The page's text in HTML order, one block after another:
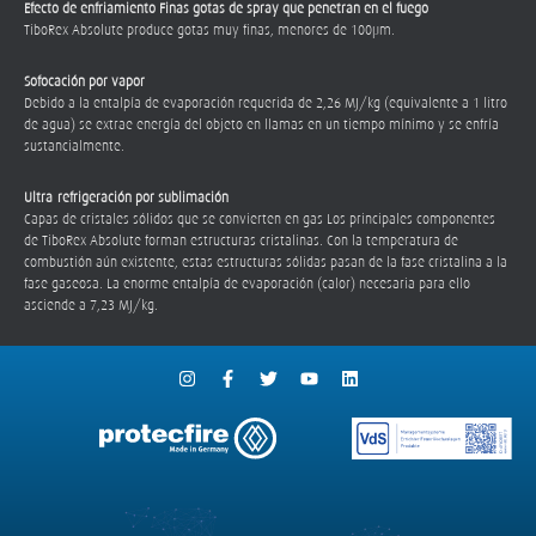
Efecto de enfriamiento Finas gotas de spray que penetran en el fuego
TiboRex Absolute produce gotas muy finas, menores de 100μm.
Sofocación por vapor
Debido a la entalpía de evaporación requerida de 2,26 MJ/kg (equivalente a 1 litro
de agua) se extrae energía del objeto en llamas en un tiempo mínimo y se enfría
sustancialmente.
Ultra-refrigeración por sublimación
Capas de cristales sólidos que se convierten en gas Los principales componentes
de TiboRex Absolute forman estructuras cristalinas. Con la temperatura de
combustión aún existente, estas estructuras sólidas pasan de la fase cristalina a la
fase gaseosa. La enorme entalpía de evaporación (calor) necesaria para ello
asciende a 7,23 MJ/kg.